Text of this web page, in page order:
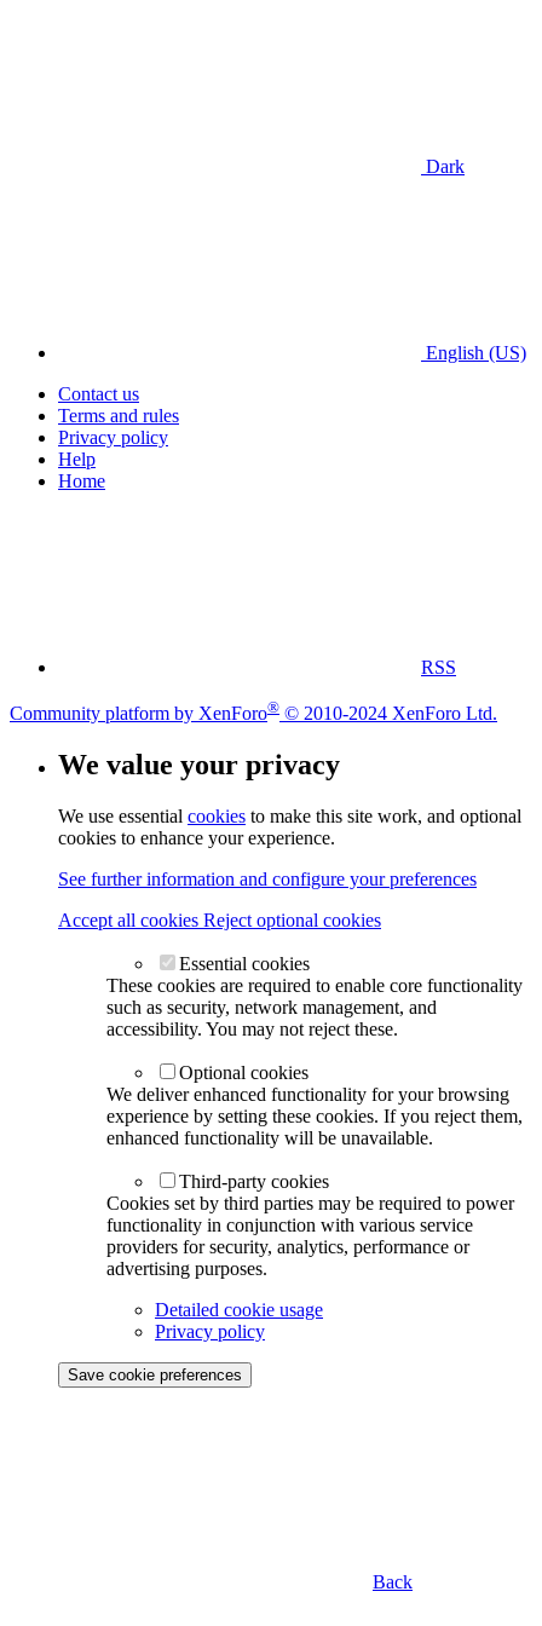
Dark
English (US)
Contact us
Terms and rules
Privacy policy
Help
Home
RSS
Community platform by XenForo® © 2010-2024 XenForo Ltd.
We value your privacy
We use essential cookies to make this site work, and optional
cookies to enhance your experience.
See further information and configure your preferences
Accept all cookies Reject optional cookies
Essential cookies
These cookies are required to enable core functionality
such as security, network management, and
accessibility. You may not reject these.
Optional cookies
We deliver enhanced functionality for your browsing
experience by setting these cookies. If you reject them,
enhanced functionality will be unavailable.
Third-party cookies
Cookies set by third parties may be required to power
functionality in conjunction with various service
providers for security, analytics, performance or
advertising purposes.
Detailed cookie usage
Privacy policy
Save cookie preferences
Back